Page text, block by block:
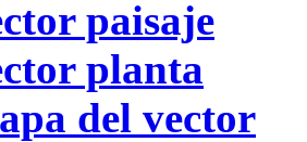
paisaje
planta
del vector